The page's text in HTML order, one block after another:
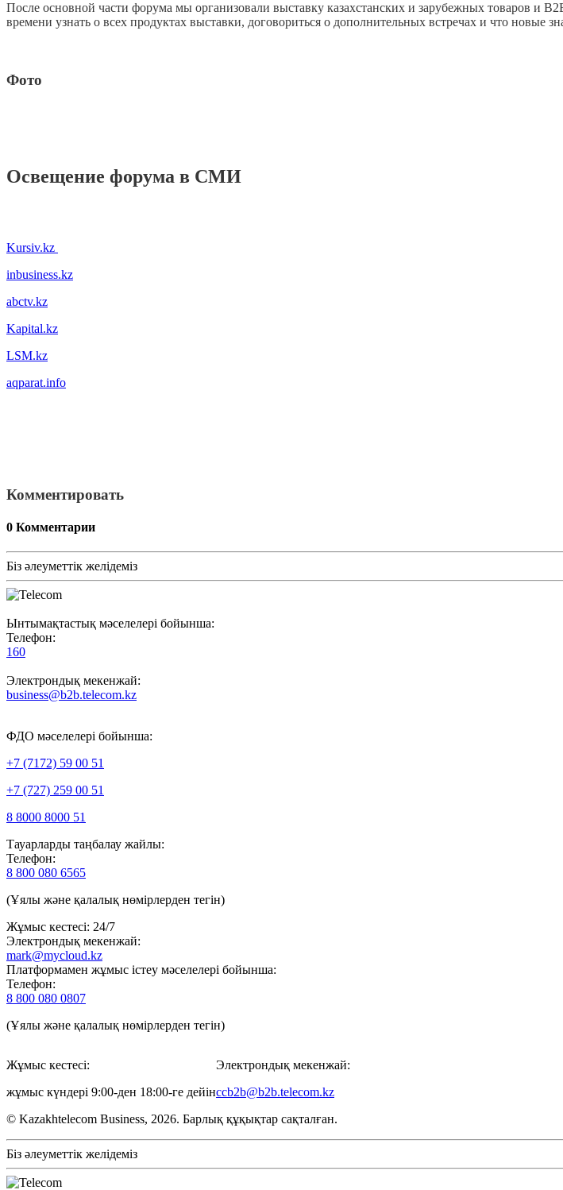
После основной части форума мы организовали выставку казахстанских и зарубежных товаров и
времени узнать о всех продуктах выставки, договориться о дополнительных встречах и что новые
Фото
Освещение форума в СМИ
Kursiv.kz
inbusiness.kz
abctv.kz
Kapital.kz
LSM.kz
aqparat.info
Комментировать
0 Комментарии
Біз әлеуметтік желідеміз
Ынтымақтастық мәселелері бойынша:
Телефон:
160
Электрондық мекенжай:
business@b2b.telecom.kz
ФДО мәселелері бойынша:
+7 (7172) 59 00 51
+7 (727) 259 00 51
8 8000 8000 51
Тауарларды таңбалау жайлы:
Телефон:
8 800 080 6565
(Ұялы және қалалық нөмірлерден тегін)
Жұмыс кестесі: 24/7
Электрондық мекенжай:
mark@mycloud.kz
Платформамен жұмыс істеу мәселелері бойынша:
Телефон:
8 800 080 0807
(Ұялы және қалалық нөмірлерден тегін)
Жұмыс кестесі:
жұмыс күндері 9:00-ден 18:00-ге дейін
Электрондық мекенжай:
ccb2b@b2b.telecom.kz
© Kazakhtelecom Business, 2026. Барлық құқықтар сақталған.
Біз әлеуметтік желідеміз